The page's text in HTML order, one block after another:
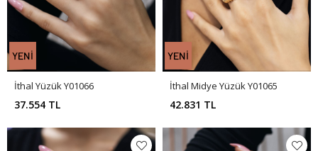
İthal Yüzük Y01066
37.554 TL
İthal Midye Yüzük Y01065
42.831 TL